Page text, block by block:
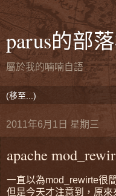
parus的部
屬於我的喃喃自語
2011年6月1日 星期三
apache
一直以為mod_rewirte很
但是今天才注意到，原來